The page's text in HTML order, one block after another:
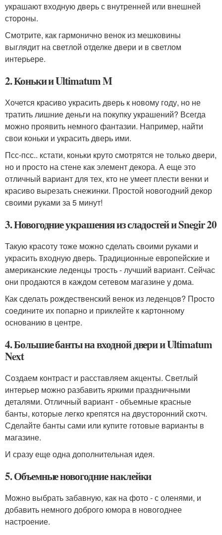
украшают входную дверь с внутренней или внешней
стороны.
Смотрите, как гармонично венок из мешковины
выглядит на светлой отделке двери и в светлом
интерьере.
2. Коньки и Ultimatum M
Хочется красиво украсить дверь к новому году, но не
тратить лишние деньги на покупку украшений? Всегда
можно проявить немного фантазии. Например, найти
свои коньки и украсить дверь ими.
Псс-псс.. кстати, коньки круто смотрятся не только двери,
но и просто на стене как элемент декора. А еще это
отличный вариант для тех, кто не умеет плести венки и
красиво вырезать снежинки. Простой новогодний декор
своими руками за 5 минут!
3. Новогодние украшения из сладостей и Snegir 20
Такую красоту тоже можно сделать своими руками и
украсить входную дверь. Традиционные европейские и
американские леденцы трость - лучший вариант. Сейчас
они продаются в каждом сетевом магазине у дома.
Как сделать рождественский венок из леденцов? Просто
соедините их попарно и приклейте к картонному
основанию в центре.
4. Большие банты на входной двери и Ultimatum
Next
Создаем контраст и расставляем акценты. Светлый
интерьер можно разбавить яркими праздничными
деталями. Отличный вариант - объемные красные
банты, которые легко крепятся на двусторонний скотч.
Сделайте банты сами или купите готовые варианты в
магазине.
И сразу еще одна дополнительная идея.
5. Объемные новогодние наклейки
Можно выбрать забавную, как на фото - с оленями, и
добавить немного доброго юмора в новогоднее
настроение.